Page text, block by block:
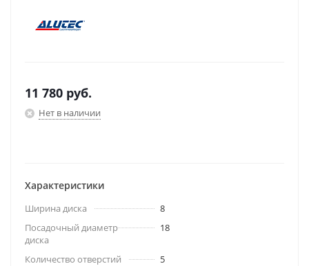
11 780 руб.
Нет в наличии
Характеристики
Ширина диска
8
Посадочный диаметр
диска
18
Количество отверстий
5